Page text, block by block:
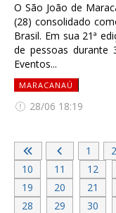
O São João de
(28) consolidado
Brasil. Em sua 21ª
de pessoas durante
Eventos...
MARACANAÚ
28/06 18:19
1 2
10
11 12
19
20 21
28
29 30